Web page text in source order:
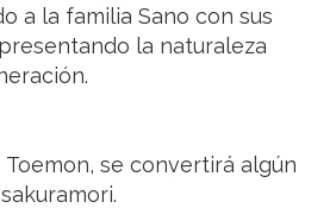
a la familia Sano con sus
la naturaleza
Toemon, se convertirá algún